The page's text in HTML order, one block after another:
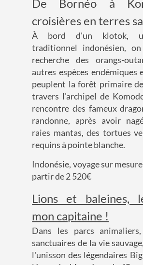
De Bornéo à
croisières en terres
À bord d'un klotok,
traditionnel indonésien,
recherche des orangs-
autres espèces endémiques
peuplent la forêt primaire
travers l'archipel de
rencontre des fameux
randonne, après avoir
raies mantas, des tortues
requins à pointe blanche.
Indonésie, voyage sur
partir de 2 520€
Lions et baleines,
mon capitaine !
Dans les parcs
sanctuaires de la vie
l'unisson des légendaires